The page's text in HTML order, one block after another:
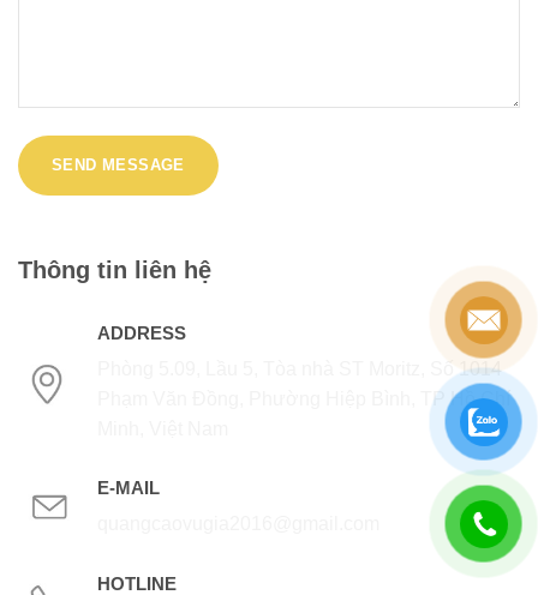
Thông tin liên hệ
ADDRESS
Phòng 5.09, Lầu 5, Tòa nhà ST Moritz, Số 1014
Phạm Văn Đồng, Phường Hiệp Bình, TP Hồ Chí
E-MAIL
HOTLINE